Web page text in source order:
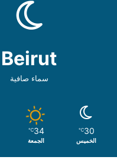
Beirut
سماء صافية
30
℃
الخميس
34
℃
الجمعة